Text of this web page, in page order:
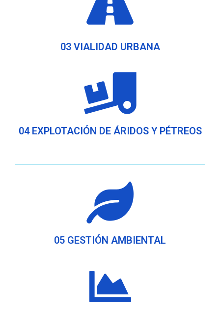
03 VIALIDAD URBANA
04 EXPLOTACIÓN DE ÁRIDOS Y PÉTREOS
05 GESTIÓN AMBIENTAL